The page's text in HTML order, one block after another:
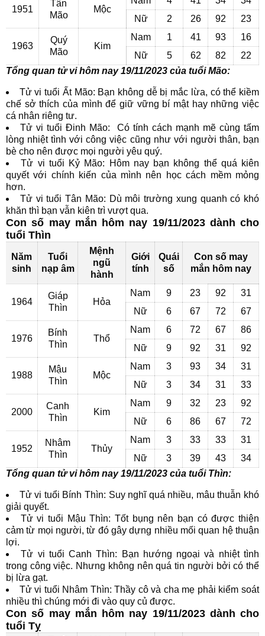
1951
Tân
Mão
Mộc
Nữ
2 26 92 23
1963
Quý
Mão
Kim
Nam 1 41 93
16
Nữ
5 62 82
22
Tổng quan tử vi hôm nay 19/11/2023 của tuổi Mão:
Tử vi tuổi Ất Mão: Bạn không dễ bị mắc lừa, có thể kiềm
chế sở thích của mình để giữ vững bí mật hay những việc
cá nhân riêng tư.
Tử vi tuổi Đinh Mão: Có tính cách mạnh mẽ cùng tấm
lòng nhiệt tình với công việc cũng như với người thân, bạn
bè cho nên được mọi người yêu quý.
Tử vi tuổi Kỷ Mão: Hôm nay bạn không thể quá kiên
quyết với chính kiến của mình nên học cách mềm mỏng
hơn.
Tử vi tuổi Tân Mão: Dù môi trường xung quanh có khó
khăn thì bạn vẫn kiên trì vượt qua.
Con số may mắn hôm nay 19/11/2023 dành cho
tuổi Thìn
Năm
sinh
Tuổi
nạp âm
Mệnh
ngũ
hành
Giới
tính
Quái
số
Con số may
mắn hôm nay
1964
Giáp
Thìn
Hỏa
Nam 9 23 92
31
Nữ
6 67 72 67
1976
Bính
Thìn
Thổ
Nam 6 72 67
86
Nữ
9 92 31 92
1988
Mậu
Thìn
Mộc
Nam 3 93 34
31
Nữ
3 34 31 33
2000
Canh
Thìn
Kim
Nam 9 32 23
92
Nữ
6 86 67 72
1952
Nhâm
Thìn
Thủy
Nam 3 33 33
31
Nữ
3 39 43
34
Tổng quan tử vi hôm nay 19/11/2023 của tuổi Thìn:
Tử vi tuổi Bính Thìn: Suy nghĩ quá nhiều, mâu thuẫn khó
giải quyết.
Tử vi tuổi Mậu Thìn: Tốt bụng nên bạn có được thiện
cảm từ mọi người, từ đó gây dựng nhiều mối quan hệ thuận
lợi.
Tử vi tuổi Canh Thìn: Bạn hướng ngoại và nhiệt tình
trong công việc. Nhưng không nên quá tin người bởi có thể
bị lừa gạt.
Tử vi tuổi Nhâm Thìn: Thầy cô và cha mẹ phải kiểm soát
nhiều thì chúng mới đi vào quy củ được.
Con số may mắn hôm nay 19/11/2023 dành cho
tuổi Tỵ